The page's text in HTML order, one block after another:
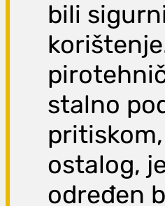
bili
stalno
ostalog,
određen